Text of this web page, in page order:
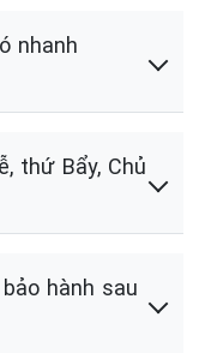
nhanh
thứ Bẩy, Chủ
hành sau